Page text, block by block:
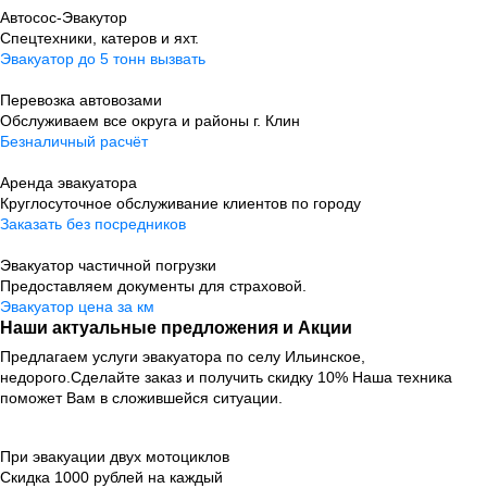
Автосос-Эвакутор
Cпецтехники, катеров и яхт.
Эвакуатор до 5 тонн вызвать
Перевозка автовозами
Обслуживаем все округа и районы г. Клин
Безналичный расчёт
Аренда эвакуатора
Круглосуточное обслуживание клиентов по городу
Заказать без посредников
Эвакуатор частичной погрузки
Предоставляем документы для страховой.
Эвакуатор цена за км
Наши актуальные предложения и Акции
Предлагаем услуги эвакуатора по селу Ильинское,
недорого. Сделайте заказ и получить скидку 10% Наша техника
поможет Вам в сложившейся ситуации.
При эвакуации двух мотоциклов
Скидка 1000 рублей на каждый